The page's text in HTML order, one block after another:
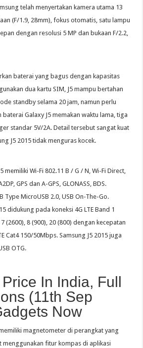
telah menyertakan kamera utama 13
(F/1.9, 28mm), fokus otomatis, satu lampu
dengan resolusi 5 MP dan bukaan F/2.2,
baterai yang bagus dengan kapasitas
dua kartu SIM, J5 mampu bertahan
standby selama 20 jam, namun perlu
Galaxy J5 memakan waktu lama, tiga
standar 5V/2A. Detail tersebut sangat kuat
J5 2015 tidak menguras kocek.
memiliki Wi-Fi 802.11 B / G / N, Wi-Fi Direct,
GPS dan A-GPS, GLONASS, BDS.
Type MicroUSB 2.0, USB On-The-Go.
didukung pada koneksi 4G LTE Band 1
(2600), 8 (900), 20 (800) dengan kecepatan
Cat4 150/50Mbps. Samsung J5 2015 juga
OTG.
In India, Full
(11th Sep
Now
magnetometer di perangkat yang
menggunakan fitur kompas di aplikasi